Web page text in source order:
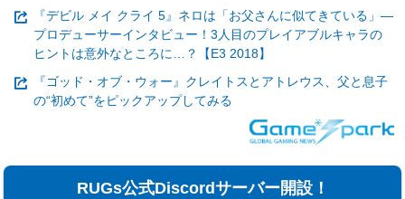
『デビル メイ クライ 5』ネロは「お父さんに似てきている」―
プロデューサーインタビュー！3人目のプレイアブルキャラの
ヒントは意外なところに…？【E3 2018】
『ゴッド・オブ・ウォー』クレイトスとアトレウス、父と息子
の“初めて”をピックアップしてみる
RUGs公式Discordサーバー開設！